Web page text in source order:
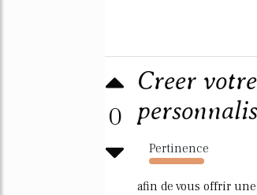
0
Creer
Pertinence
174%
afin de vous offrir